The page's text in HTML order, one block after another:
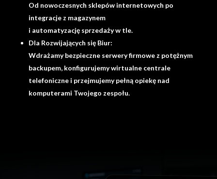
Od nowoczesnych sklepów internetowych po
integracje z magazynem
i automatyzację sprzedaży w tle.
Dla Rozwijających się Biur:
Wdrażamy bezpieczne serwery firmowe z potężnym
backupem, konfigurujemy wirtualne centrale
telefoniczne i przejmujemy pełną opiekę nad
komputerami Twojego zespołu.